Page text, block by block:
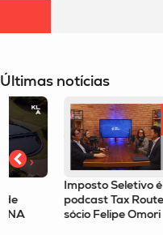
Últimas notícias
Imposto Seletivo é tema no
podcast Tax Route com o
sócio Felipe Omori